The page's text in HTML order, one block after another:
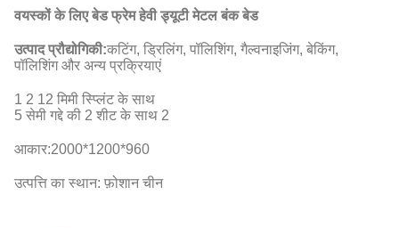
वयस्कों के लिए बेड फ्रेम हेवी ड्यूटी मेटल बंक बेड
उत्पाद प्रौद्योगिकी:कटिंग, ड्रिलिंग, पॉलिशिंग, गैल्वनाइजिंग, बेकिंग,
पॉलिशिंग और अन्य प्रक्रियाएं
1 2 12 मिमी स्प्लिंट के साथ
5 सेमी गद्दे की 2 शीट के साथ 2
आकार:2000*1200*960
उत्पत्ति का स्थान: फ़ोशान चीन